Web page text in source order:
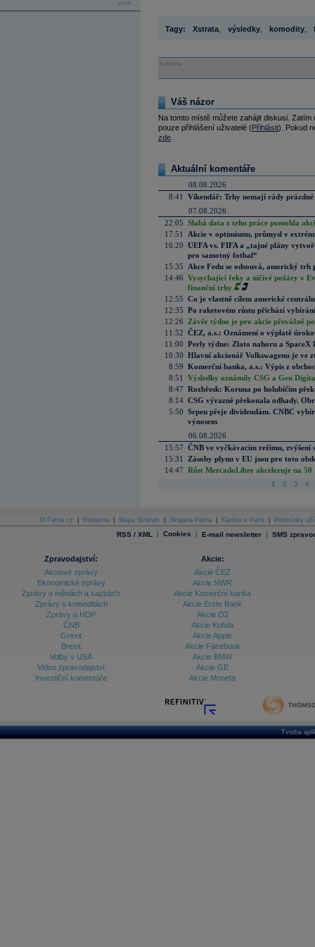
více...
Tagy: Xstrata výsledky komodity
Reklama
Váš názor
Na tomto místě můžete zahájit diskusi.
pouze přihlášení uživatelé (Přihlásit). Pokud
zde
Aktuální komentáře
08.08.2026
8:41
Víkendář: Trhy nemají rády prázdné
07.08.2026
22:05 Slabá data z trhu práce pomohla
17:51
Akcie v optimismu, průmysl v
16:20 UEFA vs. FIFA a „tajné plány
pro samotný fotbal“
15:35
Akce Fedu se odsouvá, americký
14:46 Vysychající řeky a ničivé požáry v
finanční trhy
12:55 Co je vlastně cílem americké
12:35 Po raketovém růstu přichází
12:26
Závěr týdne je pro akcie převážně
11:52 ČEZ, a.s.: Oznámení o výplatě
11:00 Perly týdne: Zlato nahoru a SpaceX
10:30 Hlavní akcionář Volkswagenu je ve
8:59 Komerční banka, a.s.: Výpis z
8:51
Výsledky oznámily CSG a Gen
8:47 Rozbřesk: Koruna po holubičím
8:14 CSG výrazně překonala odhady.
5:50 Srpen přeje dividendám. CNBC
výnosem
06.08.2026
15:57 ČNB ve vyčkávacím režimu, zvýšení
15:31
Zásoby plynu v EU jsou pro toto
14:47 Růst MercadoLibre akceleruje na
1 2 3 4
O Patria.cz Reklama Mapa Stránek Skupina Patria Kariéra v Patrii Podmínky
RSS / XML | Cookies | E-mail newsletter | SMS
Zpravodajství:
Akciové zprávy
Ekonomické zprávy
Zprávy o měnách a sazbách
Zprávy o komoditách
Zprávy o HDP
ČNB
Grexit
Brexit
Volby v USA
Video zpravodajství
Investiční komentáře
Akcie:
Akcie ČEZ
Akcie NWR
Akcie Komerční banka
Akcie Erste Bank
Akcie O2
Akcie Kofola
Akcie Apple
Akcie Facebook
Akcie BMW
Akcie GE
Akcie Moneta
Tvorba